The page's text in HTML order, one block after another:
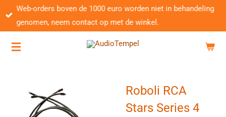
Ga
direct
de
Web-orders boven de 1000 euro worden niet in behandeling
genomen, neem contact op met de winkel.
Roboli RCA
Stars Series 4